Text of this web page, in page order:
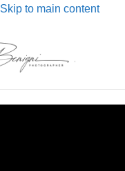
Skip to main content